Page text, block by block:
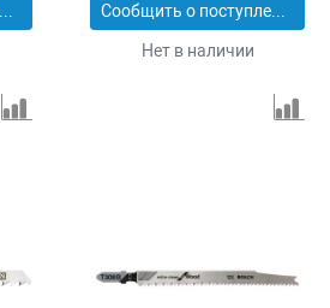
Сообщить о поступлении Сообщить о поступлении
Нет в наличии